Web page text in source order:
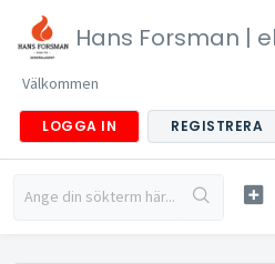
Hans Forsman |
Välkommen
LOGGA IN REGISTRERA